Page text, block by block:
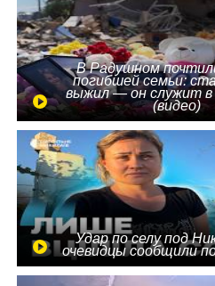
В Радушном
погибшей семьи:
выжил — он служит в
(видео)
Удар по селу под
очевидцы сообщили